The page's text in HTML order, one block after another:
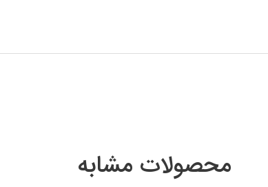
محصولات مشابه